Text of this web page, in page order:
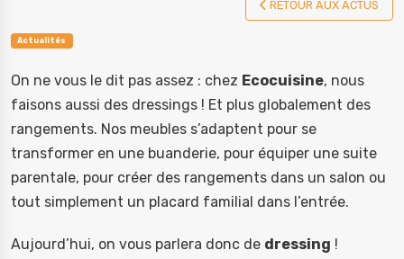
RETOUR AUX ACTUS
Actualités
On ne vous le dit pas assez : chez Ecocuisine, nous
faisons aussi des dressings ! Et plus globalement des
rangements. Nos meubles s’adaptent pour se
transformer en une buanderie, pour équiper une suite
parentale, pour créer des rangements dans un salon ou
tout simplement un placard familial dans l’entrée.
Aujourd’hui, on vous parlera donc de dressing !